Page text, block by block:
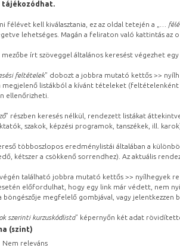
tájékozódhat.
félévet kell kiválasztania, ez az oldal tetején a „
…
lehetséges. Magán a feliraton való kattintás az
mezőbe írt szöveggel általános keresést végezhet
feltételek” dobozt a jobbra mutató kettős >>
listákból a kívánt tételeket (feltételenként
ellenőrizheti.
” részben keresés nélkül, rendezett listákat
szakok, képzési programok, tanszékek, ill.
többoszlopos eredménylistái általában a
kétszer a csökkenő sorrendhez). Az aktuális
található jobbra mutató kettős >> nyílhegyek
előfordulhat, hogy egy link már védett, nem
böngészője megfelelő gombjával, vagy
szerinti kurzuskódlista” képernyőn két adat
(szint)
Nem releváns